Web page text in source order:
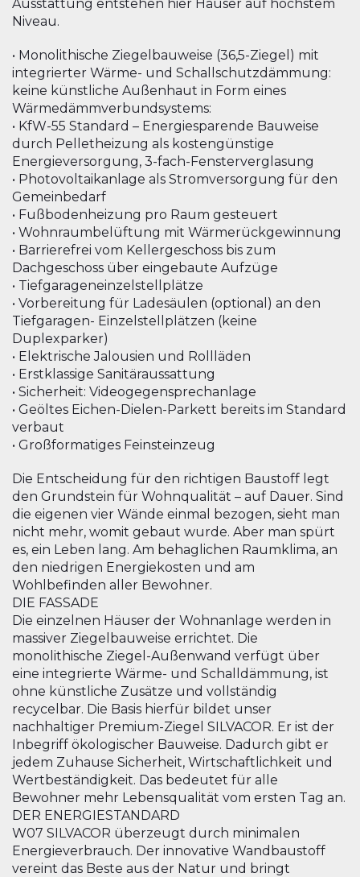
Ausstattung entstehen hier Häuser auf höchstem
Niveau.
• Monolithische Ziegelbauweise (36,5-Ziegel) mit
integrierter Wärme- und Schallschutzdämmung:
keine künstliche Außenhaut in Form eines
Wärmedämmverbundsystems:
• KfW-55 Standard – Energiesparende Bauweise
durch Pelletheizung als kostengünstige
Energieversorgung, 3-fach-Fensterverglasung
• Photovoltaikanlage als Stromversorgung für den
Gemeinbedarf
• Fußbodenheizung pro Raum gesteuert
• Wohnraumbelüftung mit Wärmerückgewinnung
• Barrierefrei vom Kellergeschoss bis zum
Dachgeschoss über eingebaute Aufzüge
• Tiefgarageneinzelstellplätze
• Vorbereitung für Ladesäulen (optional) an den
Tiefgaragen- Einzelstellplätzen (keine
Duplexparker)
• Elektrische Jalousien und Rollläden
• Erstklassige Sanitäraussattung
• Sicherheit: Videogegensprechanlage
• Geöltes Eichen-Dielen-Parkett bereits im Standard
verbaut
• Großformatiges Feinsteinzeug
Die Entscheidung für den richtigen Baustoff legt
den Grundstein für Wohnqualität – auf Dauer. Sind
die eigenen vier Wände einmal bezogen, sieht man
nicht mehr, womit gebaut wurde. Aber man spürt
es, ein Leben lang. Am behaglichen Raumklima, an
den niedrigen Energiekosten und am
Wohlbefinden aller Bewohner.
DIE FASSADE
Die einzelnen Häuser der Wohnanlage werden in
massiver Ziegelbauweise errichtet. Die
monolithische Ziegel-Außenwand verfügt über
eine integrierte Wärme- und Schalldämmung, ist
ohne künstliche Zusätze und vollständig
recycelbar. Die Basis hierfür bildet unser
nachhaltiger Premium-Ziegel SILVACOR. Er ist der
Inbegriff ökologischer Bauweise. Dadurch gibt er
jedem Zuhause Sicherheit, Wirtschaftlichkeit und
Wertbeständigkeit. Das bedeutet für alle
Bewohner mehr Lebensqualität vom ersten Tag an.
DER ENERGIESTANDARD
W07 SILVACOR überzeugt durch minimalen
Energieverbrauch. Der innovative Wandbaustoff
vereint das Beste aus der Natur und bringt